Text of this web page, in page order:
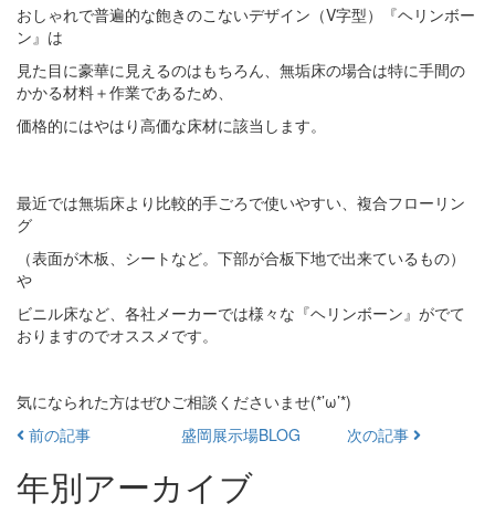
おしゃれで普遍的な飽きのこないデザイン（V字型）『ヘリンボー
ン』は
見た目に豪華に見えるのはもちろん、無垢床の場合は特に手間の
かかる材料＋作業であるため、
価格的にはやはり高価な床材に該当します。
最近では無垢床より比較的手ごろで使いやすい、複合フローリン
グ
（表面が木板、シートなど。下部が合板下地で出来ているもの）
や
ビニル床など、各社メーカーでは様々な『ヘリンボーン』がでて
おりますのでオススメです。
気になられた方はぜひご相談くださいませ(*’ω’*)
前の記事
盛岡展示場BLOG 次の記事
年別アーカイブ